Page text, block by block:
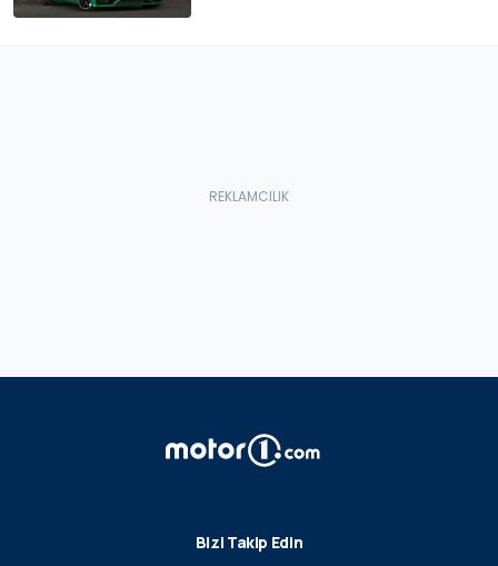
Bizi Takip Edin